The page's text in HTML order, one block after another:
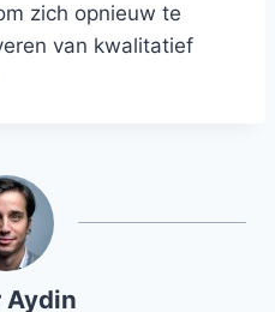
zich opnieuw te
van kwalitatief
Aydin